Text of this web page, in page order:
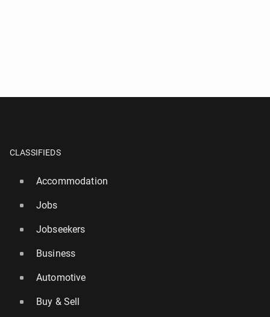
CLASSIFIEDS
Accommodation
Jobs
Jobseekers
Business
Automotive
Buy & Sell